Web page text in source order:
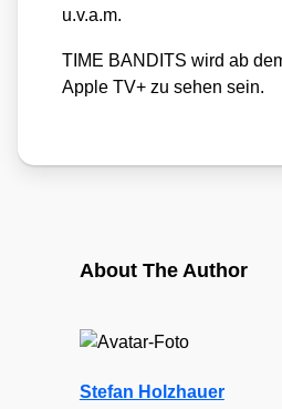
u.v.a.m.
TIME BANDITS wird ab
Apple TV+ zu sehen sein.
About The Author
Stefan Holzhauer